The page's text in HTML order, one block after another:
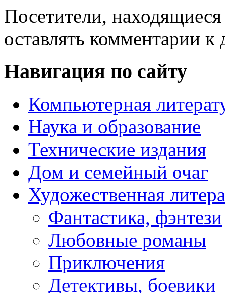
Посетители,
оставлять комментарии к
Навигация по сайту
Компьютерная
Наука и образование
Технические издания
Дом и семейный очаг
Художественная
Фантастика, фэнтези
Любовные романы
Приключения
Детективы, боевики